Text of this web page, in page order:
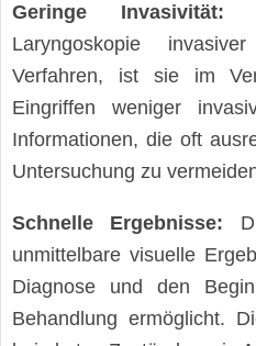
Geringe Invasivität:
Laryngoskopie
Verfahren, ist sie im
Eingriffen weniger
Informationen, die oft
Untersuchung zu
Schnelle Ergebnisse:
unmittelbare visuelle
Diagnose und den
Behandlung ermöglicht.